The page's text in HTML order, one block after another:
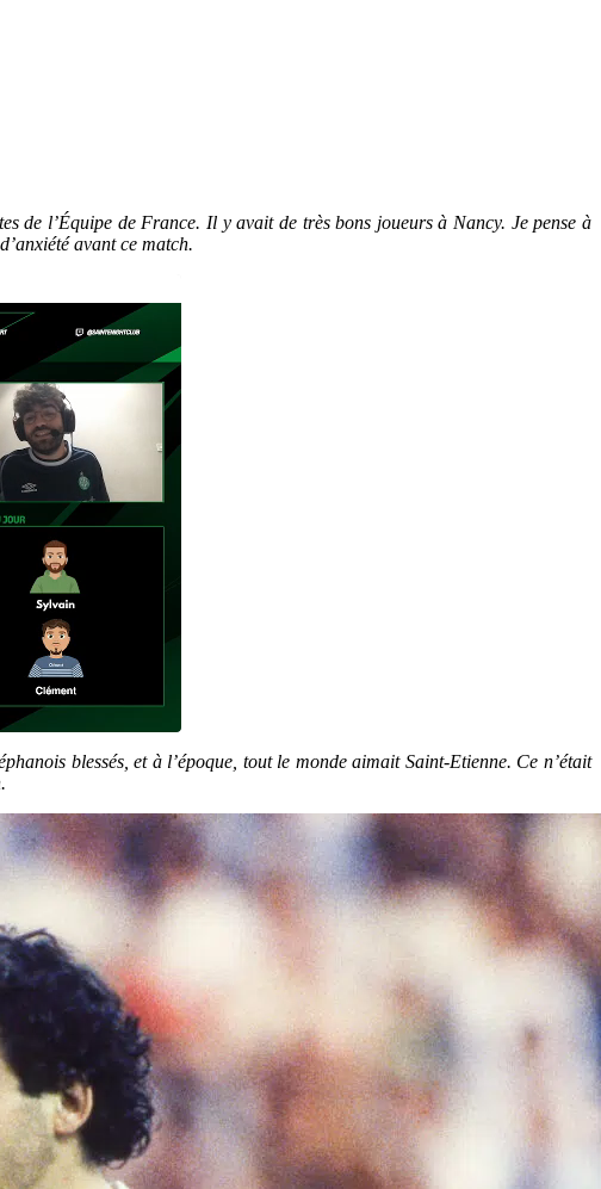
de l’Équipe de France. Il y avait de très bons joueurs à Nancy. Je pense à
avant ce match.
blessés, et à l’époque, tout le monde aimait Saint-Etienne. Ce n’était